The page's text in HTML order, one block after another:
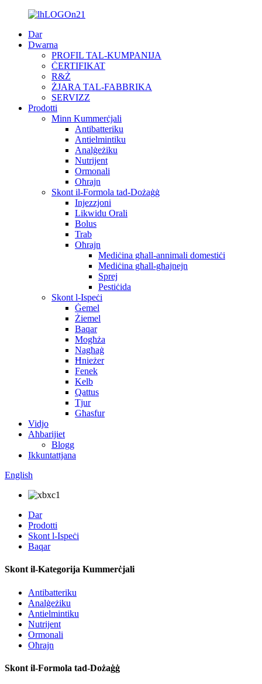
Dar
Dwarna
PROFIL TAL-KUMPANIJA
ĊERTIFIKAT
R&Ż
ŻJARA TAL-FABBRIKA
SERVIZZ
Prodotti
Minn Kummerċjali
Antibatteriku
Antielmintiku
Analġeżiku
Nutrijent
Ormonali
Oħrajn
Skont il-Formola tad-Dożaġġ
Injezzjoni
Likwidu Orali
Bolus
Trab
Oħrajn
Mediċina għall-annimali domestiċi
Mediċina għall-għajnejn
Sprej
Pestiċida
Skont l-Ispeċi
Ġemel
Żiemel
Baqar
Mogħża
Nagħaġ
Ħnieżer
Fenek
Kelb
Qattus
Tjur
Għasfur
Vidjo
Aħbarijiet
Blogg
Ikkuntattjana
English
Dar
Prodotti
Skont l-Ispeċi
Baqar
Skont il-Kategorija Kummerċjali
Antibatteriku
Analġeżiku
Antielmintiku
Nutrijent
Ormonali
Oħrajn
Skont il-Formola tad-Dożaġġ